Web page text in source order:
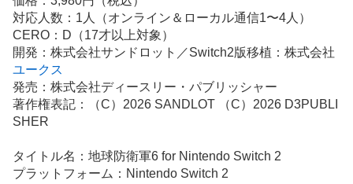
対応人数：1人（オンライン＆ローカル通信1〜4人）
CERO：D（17才以上対象）
開発：株式会社サンドロット／Switch2版移植：株式会社
ユークス
発売：株式会社ディースリー・パブリッシャー
著作権表記：（C）2026 SANDLOT （C）2026 D3PUBLI
SHER
タイトル名：地球防衛軍6 for Nintendo Switch 2
プラットフォーム：Nintendo Switch 2